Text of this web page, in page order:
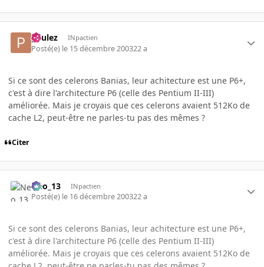
paulez INpactien
Posté(e) le 15 décembre 200322 a
Si ce sont des celerons Banias, leur achitecture est une P6+,
c'est à dire l'architecture P6 (celle des Pentium II-III)
améliorée. Mais je croyais que ces celerons avaient 512Ko de
cache L2, peut-être ne parles-tu pas des mêmes ?
Citer
Neo_13 INpactien
Posté(e) le 16 décembre 200322 a
Si ce sont des celerons Banias, leur achitecture est une P6+,
c'est à dire l'architecture P6 (celle des Pentium II-III)
améliorée. Mais je croyais que ces celerons avaient 512Ko de